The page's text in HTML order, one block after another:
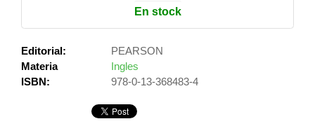
En stock
Editorial:
PEARSON
Materia
Ingles
ISBN:
978-0-13-368483-4